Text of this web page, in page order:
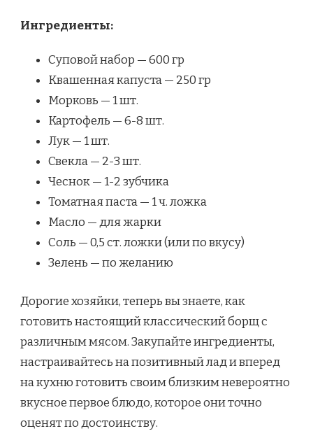
Ингредиенты:
Суповой набор — 600 гр
Квашенная капуста — 250 гр
Морковь — 1 шт.
Картофель — 6-8 шт.
Лук — 1 шт.
Свекла — 2-3 шт.
Чеснок — 1-2 зубчика
Томатная паста — 1 ч. ложка
Масло — для жарки
Соль — 0,5 ст. ложки (или по вкусу)
Зелень — по желанию
Дорогие хозяйки, теперь вы знаете, как
готовить настоящий классический борщ с
различным мясом. Закупайте ингредиенты,
настраивайтесь на позитивный лад и вперед
на кухню готовить своим близким невероятно
вкусное первое блюдо, которое они точно
оценят по достоинству.